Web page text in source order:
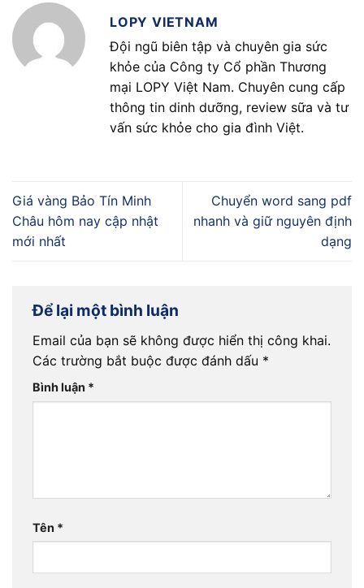
LOPY VIETNAM
Đội ngũ biên tập và chuyên gia sức
khỏe của Công ty Cổ phần Thương
mại LOPY Việt Nam. Chuyên cung cấp
thông tin dinh dưỡng, review sữa và tư
vấn sức khỏe cho gia đình Việt.
Giá vàng Bảo Tín Minh
Châu hôm nay cập nhật
mới nhất
Chuyển word sang pdf
nhanh và giữ nguyên định
dạng
Để lại một bình luận
Email của bạn sẽ không được hiển thị công khai.
Các trường bắt buộc được đánh dấu *
Bình luận *
Tên *